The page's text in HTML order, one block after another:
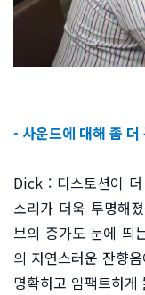
- 사운드에 대해 좀
Dick : 디스토션이
소리가 더욱 투명해
브의 증가도 눈에 띄
의 자연스러운 잔향
명확하고 임팩트하